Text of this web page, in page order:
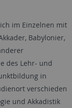
im Einzelnen mit
Babylonier,
des Lehr- und
in
verschieden
und Akkadistik